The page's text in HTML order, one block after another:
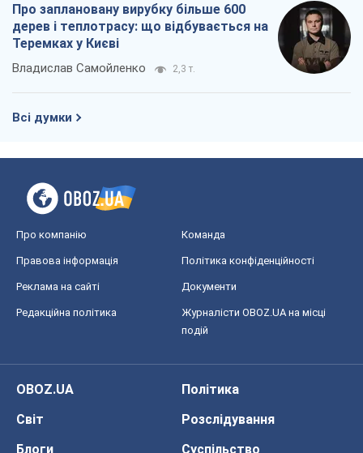
Про заплановану вирубку більше 600
дерев і теплотрасу: що відбувається на
Теремках у Києві
Владислав Самойленко 2,3 т.
Всі думки
Про компанію Команда
Правова інформація Політика конфіденційності
Реклама на сайті Документи
Редакційна політика
Журналісти OBOZ.UA на місці
подій
OBOZ.UA
Політика
Світ
Розслідування
Блоги
Суспільство